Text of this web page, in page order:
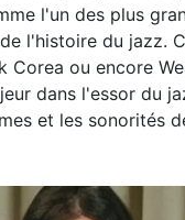
l'un des plus
l'histoire du jazz.
Corea ou encore
dans l'essor du
et les sonorités